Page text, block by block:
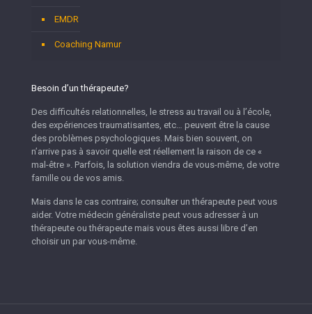
EMDR
Coaching Namur
Besoin d’un thérapeute?
Des difficultés relationnelles, le stress au travail ou à l’école,
des expériences traumatisantes, etc… peuvent être la cause
des problèmes psychologiques. Mais bien souvent, on
n’arrive pas à savoir quelle est réellement la raison de ce «
mal-être ». Parfois, la solution viendra de vous-même, de votre
famille ou de vos amis.
Mais dans le cas contraire; consulter un thérapeute peut vous
aider. Votre médecin généraliste peut vous adresser à un
thérapeute ou thérapeute mais vous êtes aussi libre d’en
choisir un par vous-même.